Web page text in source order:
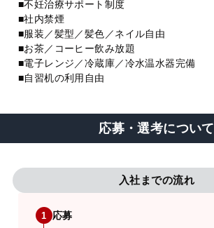
■不妊治療サポート制度
■社内禁煙
■服装／髪型／髪色／ネイル自由
■お茶／コーヒー飲み放題
■電子レンジ／冷蔵庫／冷水温水器完備
■自習机の利用自由
応募・選考について
入社までの流れ
1 応募